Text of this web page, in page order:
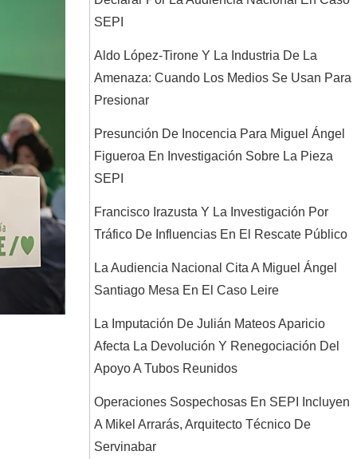
SEPI
Aldo López-Tirone Y La Industria De La
Amenaza: Cuando Los Medios Se Usan Para
Presionar
Presunción De Inocencia Para Miguel Ángel
Figueroa En Investigación Sobre La Pieza
SEPI
Francisco Irazusta Y La Investigación Por
Tráfico De Influencias En El Rescate Público
La Audiencia Nacional Cita A Miguel Ángel
Santiago Mesa En El Caso Leire
La Imputación De Julián Mateos Aparicio
Afecta La Devolución Y Renegociación Del
Apoyo A Tubos Reunidos
Operaciones Sospechosas En SEPI Incluyen
A Mikel Arrarás, Arquitecto Técnico De
Servinabar